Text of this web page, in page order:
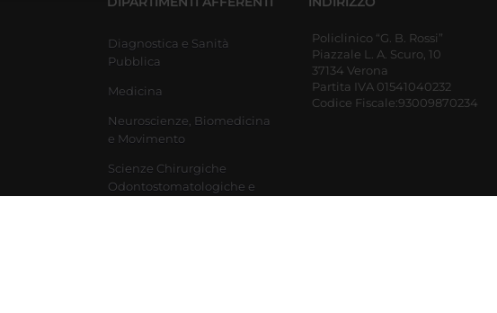
Diagnostica e Sanità
Pubblica
Medicina
Neuroscienze, Biomedicina
e Movimento
Scienze Chirurgiche
Odontostomatologiche e
Policlinico “G. B. Rossi”
Piazzale L. A. Scuro, 10
37134 Verona
Partita IVA 01541040232
Codice Fiscale:93009870234